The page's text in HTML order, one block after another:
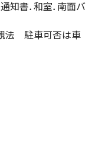
知書．和室．南面バ
法 駐車可否は車